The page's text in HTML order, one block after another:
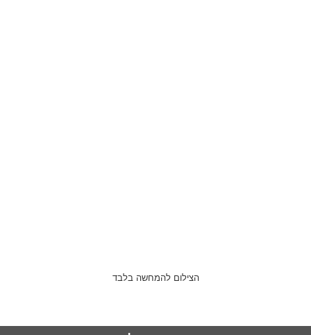
הצילום להמחשה בלבד